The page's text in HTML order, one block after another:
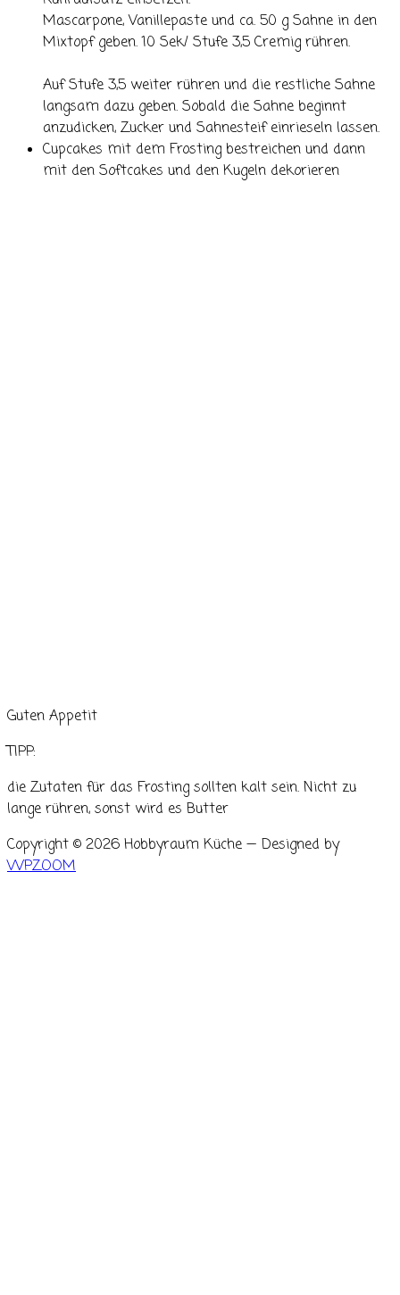
Mascarpone, Vanillepaste und ca. 50 g Sahne in den
Mixtopf geben. 10 Sek/ Stufe 3,5 Cremig rühren.
Auf Stufe 3,5 weiter rühren und die restliche Sahne
langsam dazu geben. Sobald die Sahne beginnt
anzudicken, Zucker und Sahnesteif einrieseln lassen.
Cupcakes mit dem Frosting bestreichen und dann
mit den Softcakes und den Kugeln dekorieren
Guten Appetit
TIPP:
die Zutaten für das Frosting sollten kalt sein. Nicht zu
lange rühren, sonst wird es Butter
Copyright © 2026 Hobbyraum Küche — Designed by
WPZOOM